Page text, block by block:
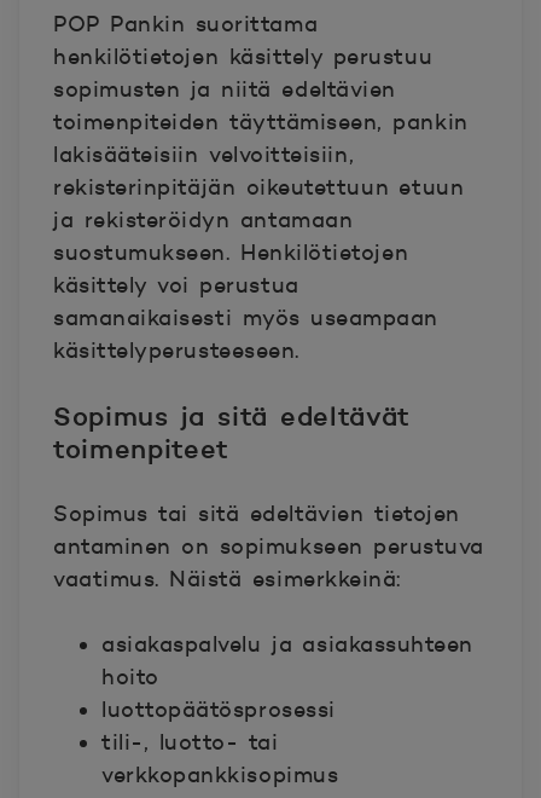
POP Pankin suorittama
henkilötietojen käsittely perustuu
sopimusten ja niitä edeltävien
toimenpiteiden täyttämiseen, pankin
lakisääteisiin velvoitteisiin,
rekisterinpitäjän oikeutettuun etuun
ja rekisteröidyn antamaan
suostumukseen. Henkilötietojen
käsittely voi perustua
samanaikaisesti myös useampaan
käsittelyperusteeseen.
Sopimus ja sitä edeltävät
toimenpiteet
Sopimus tai sitä edeltävien tietojen
antaminen on sopimukseen perustuva
vaatimus. Näistä esimerkkeinä:
asiakaspalvelu ja asiakassuhteen
hoito
luottopäätösprosessi
tili-, luotto- tai
verkkopankkisopimus